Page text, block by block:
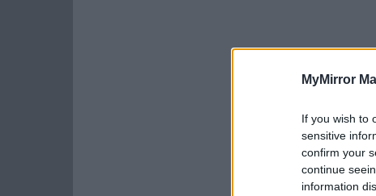
MyMirror
If you wish to
sensitive
confirm your
continue
information